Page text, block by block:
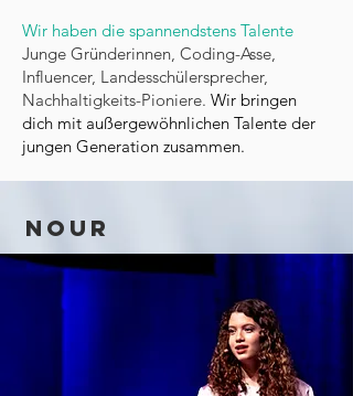
Wir haben die spannendstens Talente
Junge Gründerinnen, Coding-Asse,
Influencer, Landesschülersprecher,
Nachhaltigkeits-Pioniere. Wir bringen
dich mit außergewöhnlichen Talente der
jungen Generation zusammen.
Nour